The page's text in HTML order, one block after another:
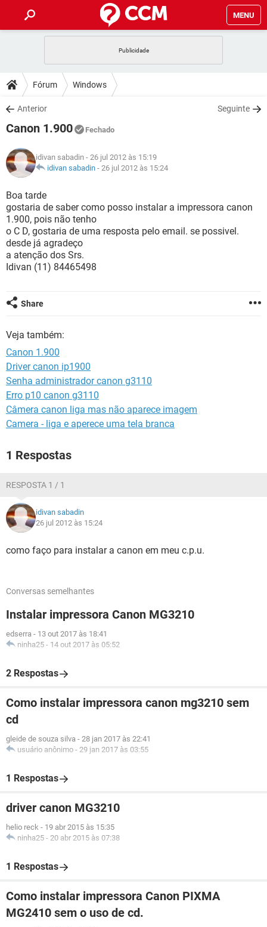
MENU
CELULAR
OUTLOOK
INSTAGRAM
GUIA DE COMPRAS
DICAS
JOGOS
INSTAGRAM GMAIL
GUIA DE COMPRAS
DOWNLOADS
JOGOS
CELULAR
OUTLOOK EXCEL
INSTAGRAM
GUIA DE COMPRAS
JOGOS WHATSAPP
CELULAR
OUTLOOK
INSTAGRAM
GUIA DE COMPRAS
GLOSSÁRIO
CELULAR FACEBOOK
OUTLOOK EXCEL
INSTAGRAM
GUIA DE COMPRAS
Fórum Windows
Anterior Seguinte
Canon 1.900 Fechado
idivan sabadin - 26 jul 2012 às 15:19
idivan sabadin - 26 jul 2012 às 15:24
Boa tarde
gostaria de saber como posso instalar a impressora canon
1.900, pois não tenho
o C D, gostaria de uma resposta pelo email. se possivel.
desde já agradeço
a atenção dos Srs.
Idivan (11) 84465498
Share
Veja também:
Canon 1.900
Driver canon ip1900
Senha administrador canon g3110
Erro p10 canon g3110
Câmera canon liga mas não aparece imagem
Camera - liga e aperece uma tela branca
1 Respostas
RESPOSTA 1 / 1
idivan sabadin
26 jul 2012 às 15:24
como faço para instalar a canon em meu c.p.u.
Conversas semelhantes
Instalar impressora Canon MG3210
edserra - 13 out 2017 às 18:41
ninha25 - 14 out 2017 às 05:52
2 Respostas
Como instalar impressora canon mg3210 sem
cd
gleide de souza silva - 28 jan 2017 às 22:41
usuário anônimo - 29 jan 2017 às 03:55
1 Respostas
driver canon MG3210
helio reck - 19 abr 2015 às 15:35
ninha25 - 20 abr 2015 às 07:38
1 Respostas
Como instalar impressora Canon PIXMA
MG2410 sem o uso de cd.